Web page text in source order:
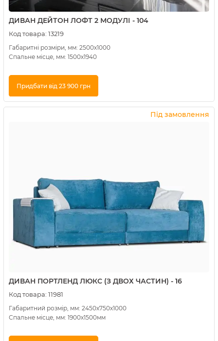
ДИВАН ДЕЙТОН ЛОФТ 2 МОДУЛІ - 104
Код товара: 13219
Габаритні розміри, мм: 2500х1000
Спальне місце, мм: 1500х1940
Придбати від 23 900 грн
Купити в 1 клік
Під замовлення
ДИВАН ПОРТЛЕНД ЛЮКС (З ДВОХ ЧАСТИН) - 16
Код товара: 11981
Габаритний розмір, мм: 2450х750х1000
Спальне місце, мм: 1900х1500мм